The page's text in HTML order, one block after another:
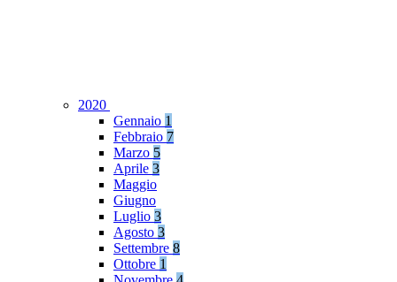
2020
Gennaio 1
Febbraio 7
Marzo 5
Aprile 3
Maggio
Giugno
Luglio 3
Agosto 3
Settembre 8
Ottobre 1